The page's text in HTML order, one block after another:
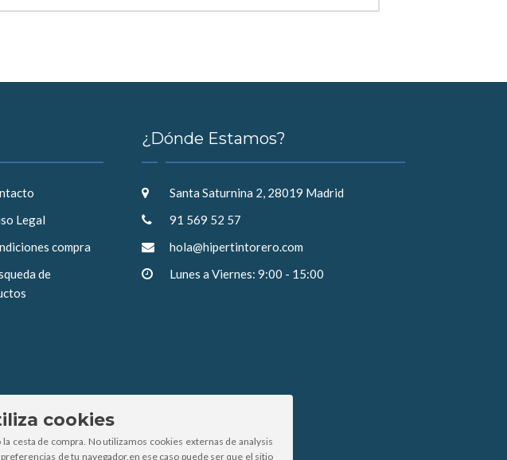
Legal
compra
de
¿Dónde Estamos?
Santa Saturnina 2, 28019 Madrid
91 569 52 57
hola@hipertintorero.com
Lunes a Viernes: 9:00 - 15:00
cookies
cesta de compra. No utilizamos cookies externas de analysis
de tu navegador,en ese caso puede ser que el sitio